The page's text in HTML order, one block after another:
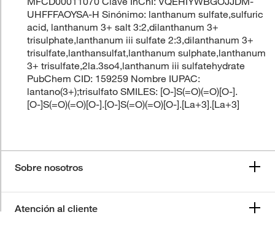
UHFFFAOYSA-H Sinónimo: lanthanum sulfate,sulfuric
acid, lanthanum 3+ salt 3:2,dilanthanum 3+
trisulphate,lanthanum iii sulfate 2:3,dilanthanum 3+
trisulfate,lanthansulfat,lanthanum sulphate,lanthanum
3+ trisulfate,2la.3so4,lanthanum iii sulfatehydrate
PubChem CID: 159259 Nombre IUPAC:
lantano(3+);trisulfato SMILES: [O-]S(=O)(=O)[O-].
[O-]S(=O)(=O)[O-].[O-]S(=O)(=O)[O-].[La+3].[La+3]
Sobre nosotros
Atención al cliente